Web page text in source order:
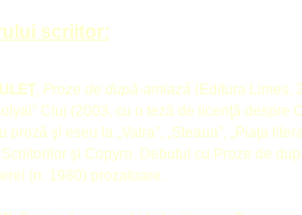
scriitor:
, Proze de după-amiază (Editura Limes,
Cluj (2003, cu o teză de licenţă despre
şi eseu la „Vatra”, „Steaua”, „Piaţa
şi Copyro. Debutul cu Proze de
(n. 1980) prozatoare.